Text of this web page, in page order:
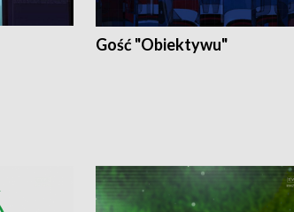
Gość "Obiektywu"